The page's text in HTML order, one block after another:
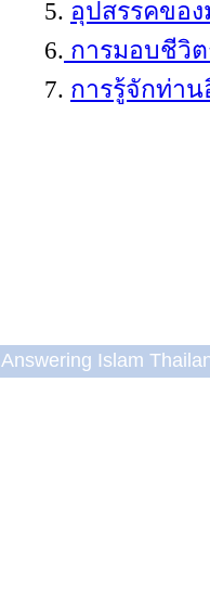
5. อุปสรรคขอ
6. การมอบชีวิ
7. การรู้จักท่า
Answering Islam